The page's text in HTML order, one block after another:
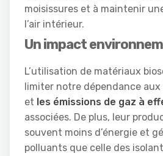
moisissures et à maintenir
l’air intérieur.
Un impact
L’utilisation de matériaux
limiter notre dépendance
et les émissions de gaz à
associées. De plus, leur
souvent moins d’énergie et
polluants que celle des